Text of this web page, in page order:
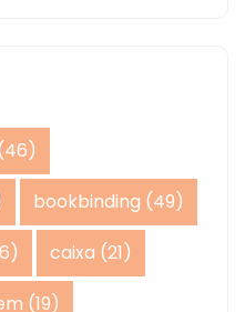
bookbinding (49)
caixa (21)
(19)